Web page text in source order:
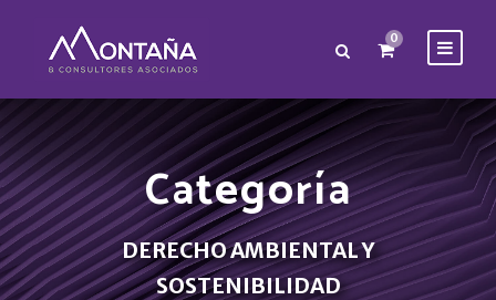
0
Categoría
DERECHO AMBIENTAL Y
SOSTENIBILIDAD